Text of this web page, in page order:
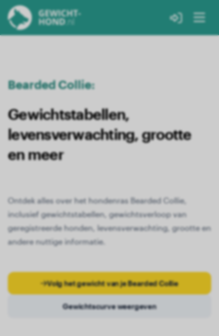
Bearded Collie:
Gewichtstabellen,
levensverwachting, grootte
en meer
Ontdek alles over het hondenras Bearded Collie,
inclusief gewichtstabellen, gewichtsverloop van
geregistreerde honden, levensverwachting, grootte en
andere nuttige informatie.
Volg het gewicht van je Bearded Collie
Gewichtscurve weergeven